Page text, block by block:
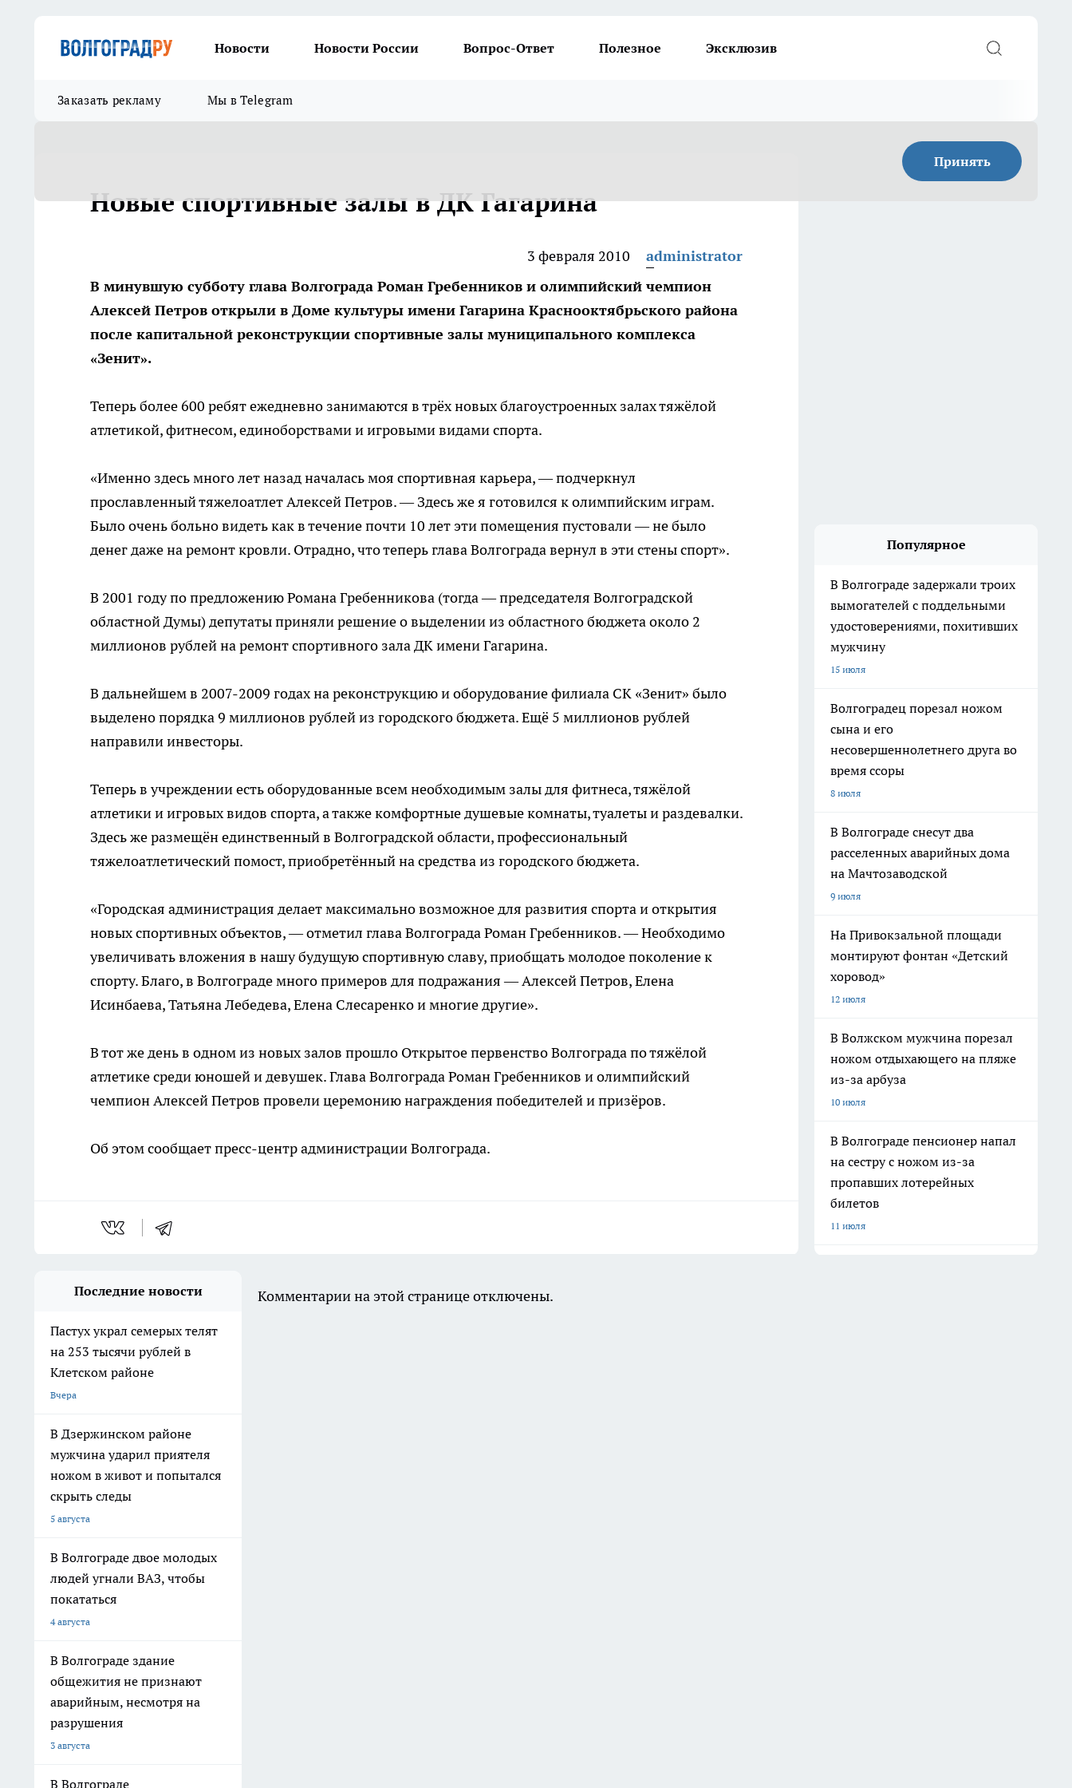
Новости Новости России Вопрос-Ответ Полезное Эксклюзив
Заказать рекламу Мы в Telegram
Принять
Новые спортивные залы в ДК Гагарина
3 февраля 2010
administrator
В минувшую субботу глава Волгограда Роман Гребенников и олимпийский чемпион
Алексей Петров открыли в Доме культуры имени Гагарина Краснооктябрьского района
после капитальной реконструкции спортивные залы муниципального комплекса
«Зенит».
Теперь более 600 ребят ежедневно занимаются в трёх новых благоустроенных залах тяжёлой
атлетикой, фитнесом, единоборствами и игровыми видами спорта.
«Именно здесь много лет назад началась моя спортивная карьера, — подчеркнул
прославленный тяжелоатлет Алексей Петров. — Здесь же я готовился к олимпийским играм.
Было очень больно видеть как в течение почти 10 лет эти помещения пустовали — не было
денег даже на ремонт кровли. Отрадно, что теперь глава Волгограда вернул в эти стены спорт».
В 2001 году по предложению Романа Гребенникова (тогда — председателя Волгоградской
областной Думы) депутаты приняли решение о выделении из областного бюджета около 2
миллионов рублей на ремонт спортивного зала ДК имени Гагарина.
В дальнейшем в 2007-2009 годах на реконструкцию и оборудование филиала СК «Зенит» было
выделено порядка 9 миллионов рублей из городского бюджета. Ещё 5 миллионов рублей
направили инвесторы.
Теперь в учреждении есть оборудованные всем необходимым залы для фитнеса, тяжёлой
атлетики и игровых видов спорта, а также комфортные душевые комнаты, туалеты и раздевалки.
Здесь же размещён единственный в Волгоградской области, профессиональный
тяжелоатлетический помост, приобретённый на средства из городского бюджета.
«Городская администрация делает максимально возможное для развития спорта и открытия
новых спортивных объектов, — отметил глава Волгограда Роман Гребенников. — Необходимо
увеличивать вложения в нашу будущую спортивную славу, приобщать молодое поколение к
спорту. Благо, в Волгограде много примеров для подражания — Алексей Петров, Елена
Исинбаева, Татьяна Лебедева, Елена Слесаренко и многие другие».
В тот же день в одном из новых залов прошло Открытое первенство Волгограда по тяжёлой
атлетике среди юношей и девушек. Глава Волгограда Роман Гребенников и олимпийский
чемпион Алексей Петров провели церемонию награждения победителей и призёров.
Об этом сообщает пресс-центр администрации Волгограда.
Популярное
В Волгограде задержали троих
вымогателей с поддельными
удостоверениями, похитивших
мужчину
15 июля
Волгоградец порезал ножом
сына и его
несовершеннолетнего друга во
время ссоры
8 июля
В Волгограде снесут два
расселенных аварийных дома
на Мачтозаводской
9 июля
На Привокзальной площади
монтируют фонтан «Детский
хоровод»
12 июля
В Волжском мужчина порезал
ножом отдыхающего на пляже
из-за арбуза
10 июля
В Волгограде пенсионер напал
на сестру с ножом из-за
пропавших лотерейных
билетов
11 июля
Последние новости
Пастух украл семерых телят
на 253 тысячи рублей в
Клетском районе
Вчера
В Дзержинском районе
мужчина ударил приятеля
ножом в живот и попытался
скрыть следы
5 августа
В Волгограде двое молодых
людей угнали ВАЗ, чтобы
покататься
4 августа
В Волгограде здание
общежития не признают
аварийным, несмотря на
разрушения
3 августа
В Волгограде
Комментарии на этой странице отключены.